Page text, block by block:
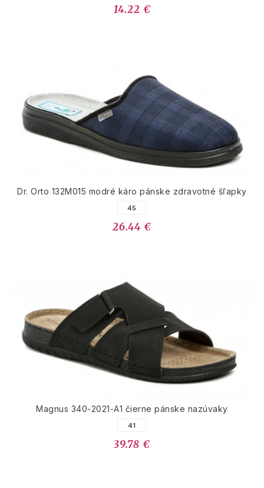
14.22 €
Dr. Orto 132M015 modré káro pánske zdravotné šľapky
45
26.44 €
Magnus 340-2021-A1 čierne pánske nazúvaky
41
39.78 €